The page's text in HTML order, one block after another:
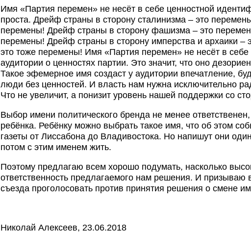
Имя «Партия перемен» не несёт в себе ценностной
проста. Дрейф страны в сторону сталинизма – это
перемены! Дрейф страны в сторону фашизма – это
перемены! Дрейф страны в сторону имперства и архаики –
это тоже перемены! Имя «Партия перемен» не несёт в себе
аудитории о ценностях партии. Это значит, что оно
Такое эфемерное имя создаст у аудитории впечатление,
люди без ценностей. И власть нам нужна исключительно
Что не увеличит, а понизит уровень нашей поддержки со
Выбор имени политического бренда не менее
ребёнка. Ребёнку можно выбрать такое имя, что об этом
газеты от Лиссабона до Владивостока. Но напишут они
потом с этим именем жить.
Поэтому предлагаю всем хорошо подумать, насколько
ответственность предлагаемого нам решения. И призываю
съезда проголосовать против принятия решения о смене
Николай Алексеев, 23.06.2018